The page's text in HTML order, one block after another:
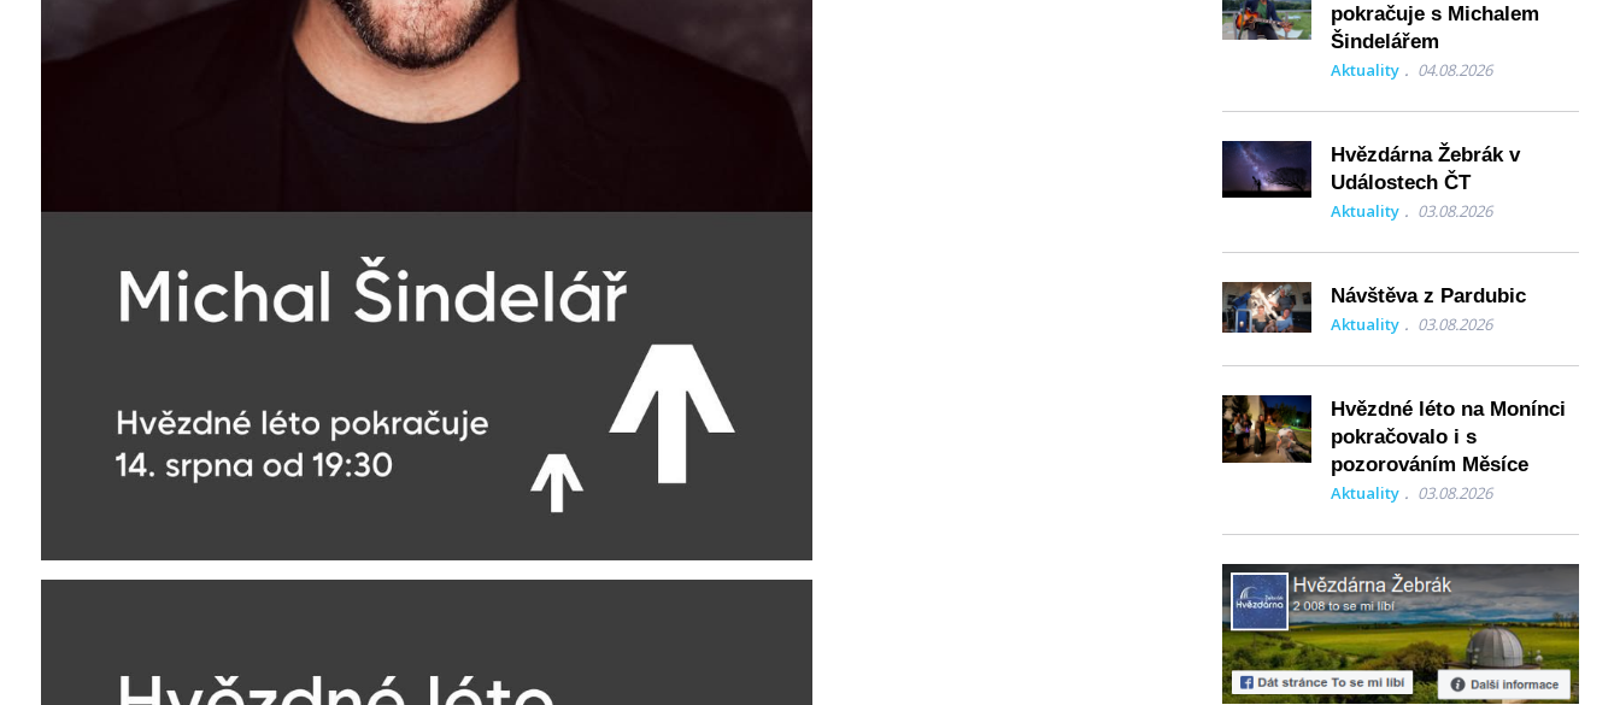
pokračuje s Michalem
Šindelářem
Aktuality 04.08.2026
Hvězdárna Žebrák v
Událostech ČT
Aktuality 03.08.2026
Návštěva z Pardubic
Aktuality 03.08.2026
Hvězdné léto na Monínci
pokračovalo i s
pozorováním Měsíce
Aktuality 03.08.2026